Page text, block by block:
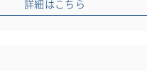
詳細はこちら